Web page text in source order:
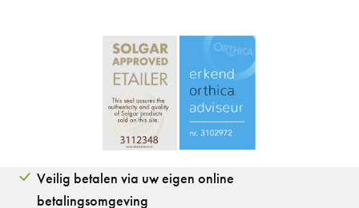
Veilig betalen via uw eigen online
betalingsomgeving